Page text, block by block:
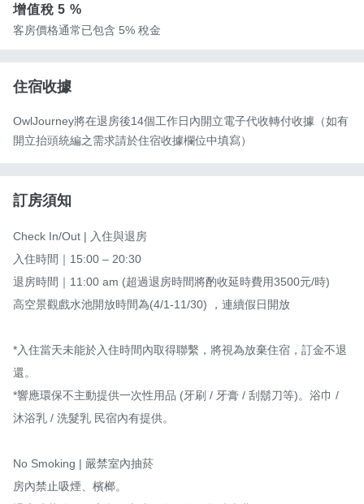
增值稅5 %
客房價格通常已包含 5% 稅金
住宿收據
OwlJourney將在退房後14個工作日內開立電子代收轉付收據（如有
開立抬頭統編之需求請於住宿收據欄位中填寫）
訂房須知
Check In/Out | 入住與退房
入住時間｜15:00 – 20:30
退房時間｜11:00 am (超過退房時間將酌收延時費用3500元/時)
高空景觀戲水池開放時間為(4/1-11/30) ，連續假日開放
*入住當天未能於入住時間內取得聯繫，將視為放棄住宿，訂金不退
還。
*響應環保不主動提供一次性用品 (牙刷 / 牙膏 / 刮鬍刀等)。浴巾 /
沐浴乳 / 洗髮乳 民宿內有提供。
No Smoking | 嚴禁室內抽菸
房內禁止吸煙、檳榔。